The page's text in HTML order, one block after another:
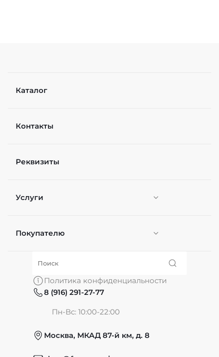
Файл
Я согласен(а) на
обработку персональных
Отправить
Каталог
Контакты
Реквизиты
Услуги
Персонификация
Покупателю
О нас
Обмен и возврат
Политика конфиденциальности
8 (916) 291-27-77
Пн-Вс: 10:00-22:00
Москва, МКАД 87-й км, д. 8